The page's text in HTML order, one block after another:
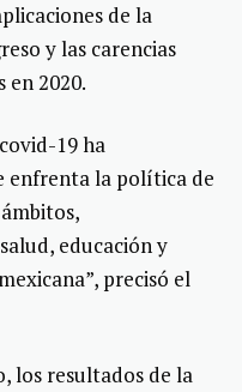
de la
y las carencias
en 2020.
19 ha
enfrenta la política de
educación y
precisó el
los resultados de la